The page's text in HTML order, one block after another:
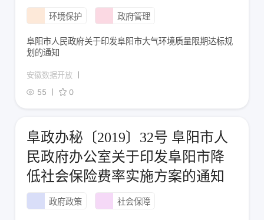
环境保护 政府管理
阜阳市人民政府关于印发阜阳市大气环境质量限期达标规
划的通知
安徽数据开放
55
0
阜政办秘〔2019〕32号 阜阳市人
民政府办公室关于印发阜阳市降
低社会保险费率实施方案的通知
政府政策 社会保障